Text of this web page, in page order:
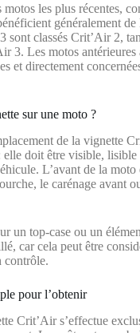
les plus récentes,
généralement
sont classés Crit’Air 2,
3. Les motos antérieures
et directement
sur une moto ?
de la vignette
elle doit être visible,
L’avant de la moto
le carénage avant
un top-case ou un
car cela peut être
contrôle.
pour l’obtenir
Crit’Air s’effectue